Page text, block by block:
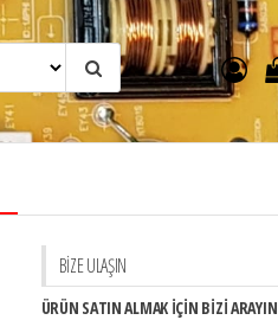
BİZE ULAŞIN
ÜRÜN SATIN ALMAK İÇİN BİZİ ARAYIN